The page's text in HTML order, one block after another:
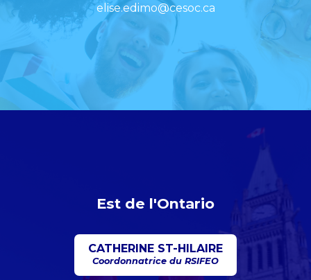
elise.edimo@cesoc.ca
Est de l'Ontario
CATHERINE ST-HILAIRE
Coordonnatrice du RSIFEO